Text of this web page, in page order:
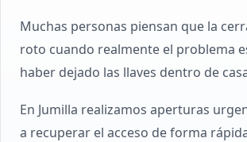
Muchas personas piensan que la
roto cuando realmente el problema
haber dejado las llaves dentro de
En Jumilla realizamos aperturas
a recuperar el acceso de forma